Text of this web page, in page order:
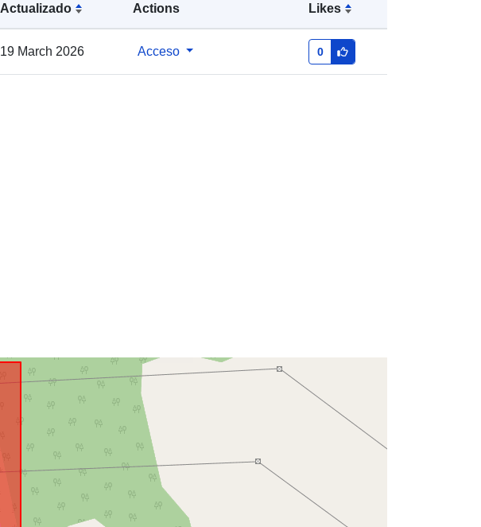
Actualizado Actions Likes
19 March 2026 Acceso 0
August 2026
Espacial: Coordenadas:
47.6061674 ], [ 7.9158602,